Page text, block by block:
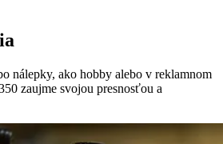
nálepky, ako hobby alebo v reklamnom
zaujme svojou presnosťou a